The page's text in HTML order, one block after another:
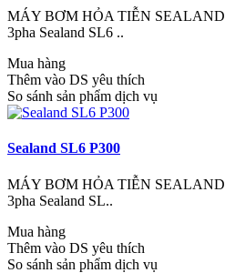
MÁY BƠM HỎA TIỄN SEALAND
3pha Sealand SL6 ..
Mua hàng
Thêm vào DS yêu thích
So sánh sản phẩm dịch vụ
Sealand SL6 P300
MÁY BƠM HỎA TIỄN SEALAND
3pha Sealand SL..
Mua hàng
Thêm vào DS yêu thích
So sánh sản phẩm dịch vụ